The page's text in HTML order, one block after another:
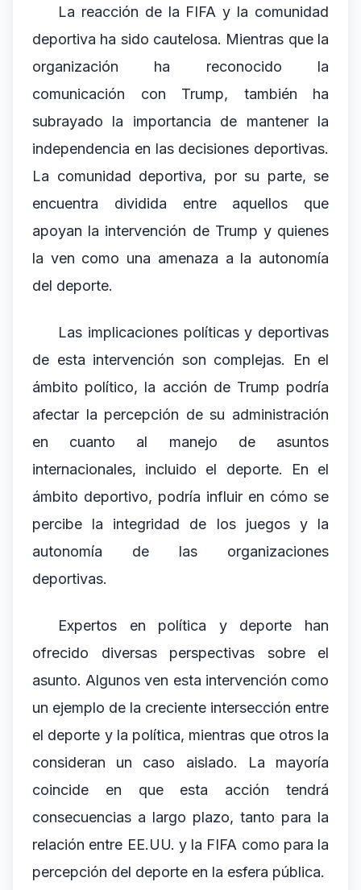
La reacción de la FIFA y la comunidad
deportiva ha sido cautelosa. Mientras que la
organización ha reconocido la
comunicación con Trump, también ha
subrayado la importancia de mantener la
independencia en las decisiones deportivas.
La comunidad deportiva, por su parte, se
encuentra dividida entre aquellos que
apoyan la intervención de Trump y quienes
la ven como una amenaza a la autonomía
del deporte.
Las implicaciones políticas y deportivas
de esta intervención son complejas. En el
ámbito político, la acción de Trump podría
afectar la percepción de su administración
en cuanto al manejo de asuntos
internacionales, incluido el deporte. En el
ámbito deportivo, podría influir en cómo se
percibe la integridad de los juegos y la
autonomía de las organizaciones
deportivas.
Expertos en política y deporte han
ofrecido diversas perspectivas sobre el
asunto. Algunos ven esta intervención como
un ejemplo de la creciente intersección entre
el deporte y la política, mientras que otros la
consideran un caso aislado. La mayoría
coincide en que esta acción tendrá
consecuencias a largo plazo, tanto para la
relación entre EE.UU. y la FIFA como para la
percepción del deporte en la esfera pública.